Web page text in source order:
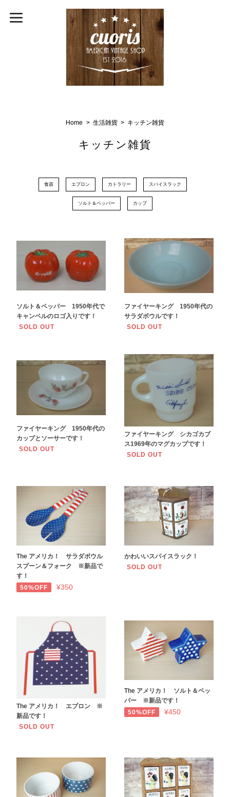
Home 生活雑貨 キッチン雑貨
キッチン雑貨
食器 エプロン カトラリー スパイスラック
ソルト＆ペッパー カップ
ソルト＆ペッパー 1950年代で
キャンベルのロゴ入りです！
SOLD OUT
ファイヤーキング 1950年代の
サラダボウルです！
SOLD OUT
ファイヤーキング 1950年代の
カップとソーサーです！
SOLD OUT
ファイヤーキング シカゴカブ
ス1969年のマグカップです！
SOLD OUT
The アメリカ！ サラダボウル
スプーン＆フォーク ※新品で
す！
50%OFF ¥350
かわいいスパイスラック！
SOLD OUT
The アメリカ！ エプロン ※
新品です！
SOLD OUT
The アメリカ！ ソルト＆ペッ
パー ※新品です！
50%OFF ¥450